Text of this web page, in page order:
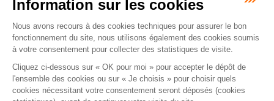
Écosystème
Carrières
Honoraires
Contacts
Mentions légales